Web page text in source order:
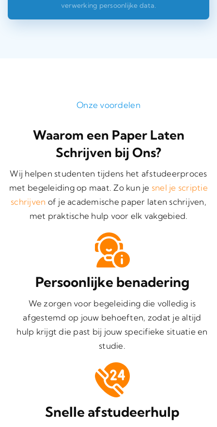
verwerking persoonlijke data.
Onze voordelen
Waarom een Paper Laten
Schrijven bij Ons?
Wij helpen studenten tijdens het afstudeerproces
met begeleiding op maat. Zo kun je snel je scriptie
schrijven of je academische paper laten schrijven,
met praktische hulp voor elk vakgebied.
Persoonlijke benadering
We zorgen voor begeleiding die volledig is
afgestemd op jouw behoeften, zodat je altijd
hulp krijgt die past bij jouw specifieke situatie en
studie.
Snelle afstudeerhulp